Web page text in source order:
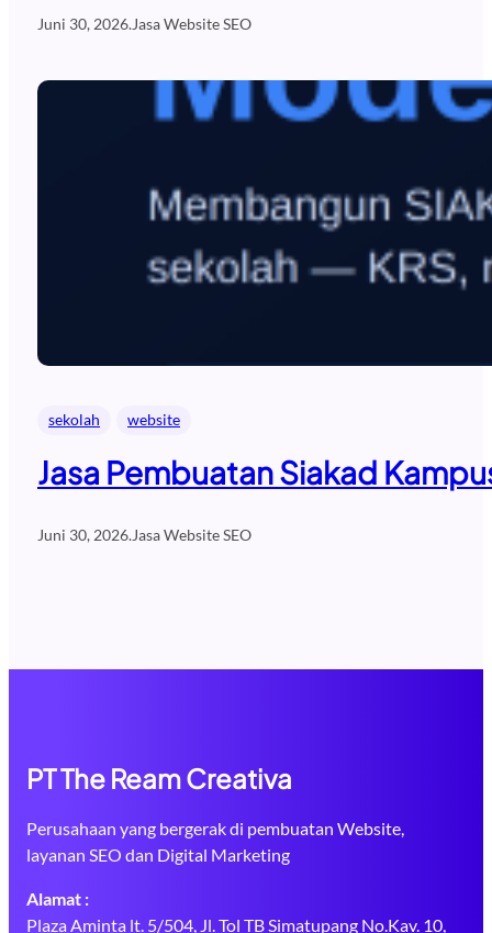
Juni 30, 2026.Jasa Website SEO
sekolah website
Jasa Pembuatan Siakad
Juni 30, 2026.Jasa Website SEO
PT The Ream Creativa
Perusahaan yang bergerak di pembuatan Website,
layanan SEO dan Digital Marketing
Alamat :
Plaza Aminta lt. 5/504, Jl. Tol TB Simatupang No.Kav. 10,